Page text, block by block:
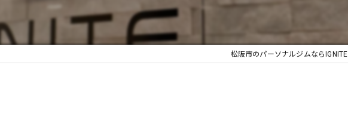
松阪市のパーソナルジムならIGNITE